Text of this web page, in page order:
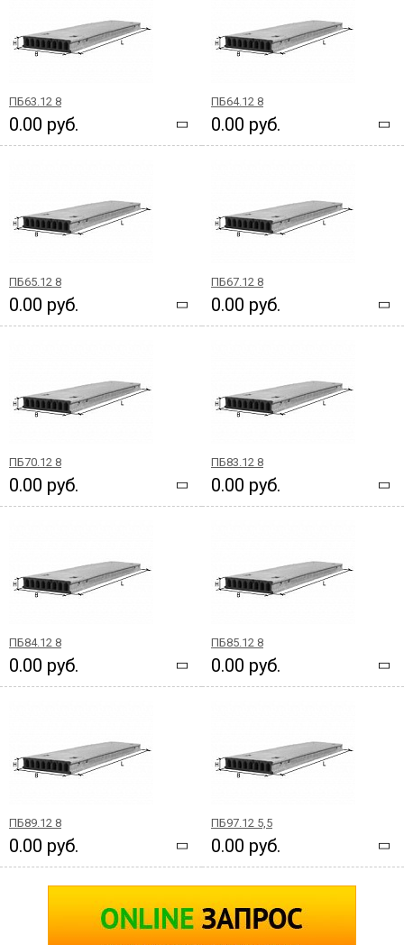
ПБ63.12 8
0.00 руб.
ПБ64.12 8
0.00 руб.
ПБ65.12 8
0.00 руб.
ПБ67.12 8
0.00 руб.
ПБ70.12 8
0.00 руб.
ПБ83.12 8
0.00 руб.
ПБ84.12 8
0.00 руб.
ПБ85.12 8
0.00 руб.
ПБ89.12 8
0.00 руб.
ПБ97.12 5,5
0.00 руб.